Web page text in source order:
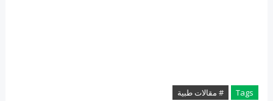
Tags
# مقالات طبية